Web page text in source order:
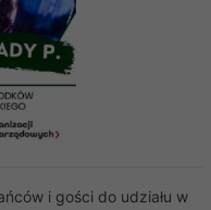
i gości do udziału w